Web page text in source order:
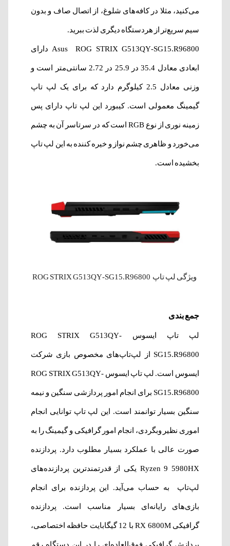
می‌کنید، مثلا در کافه‌های شلوغ، از اتصال صاف و بدون
سیم سریع‌تر از هردستگاه دیگری لذت ببرید.
Asus ROG STRIX G513QY-SG15.R96800 دارای
ابعادی معادل 35.4 در 25.9 در 2.72 سانتی‌متر است و
وزنی معادل 2.5 کیلوگرم دارد که برای یک لپ تاپ
گیمینگ معمولی است. کیبورد این لپ تاپ دارای پس
زمینه نوری از نوع RGB است که در سرتاسر آن به چشم
می‌خورد و ظاهری چشم نواز و خیره کننده به این لپ تاپ
بخشیده است.
ویژگی لپ‌ تاپ ROG STRIX G513QY-SG15.R96800
جمع بندی
لپ تاپ ایسوس ROG STRIX G513QY-
SG15.R96800 از لپ‌تاپ‌های مخصوص بازی شرکت
ایسوس است. لپ تاپ ایسوس ROG STRIX G513QY-
SG15.R96800 برای انجام امور پردازشی سنگین و نیمه
سنگین بسیار توانمند است. این لپ تاپ توانایی انجام
اموری نظیر وبگردی، انجام امور گرافیکی و گیمینگ را به
صورت عالی با عملکرد بسیار مطلوب دارد. پردازنده
Ryzen 9 5980HX یکی از قدرتمندترین پردازنده‌های
لپ‌تاپ‌ به حساب می‌آید. این پردازنده برای انجام
بازی‌های رایانه‌ای بسیار مناسب است. پردازنده
گرافیکی RX 6800M با 12 گیگابایت حافظه اختصاصی،
پردازش گرافیکی فوق‌العاده‌ای را در این دستگاه رقم